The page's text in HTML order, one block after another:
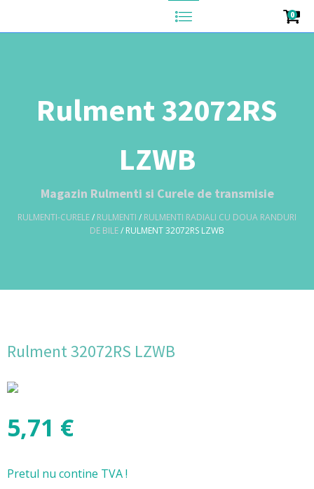
0
Rulment 32072RS
LZWB
Magazin Rulmenti si Curele de transmisie
RULMENTI-CURELE/ RULMENTI / RULMENTI RADIALI CU DOUA RANDURI
DE BILE/ RULMENT 32072RS LZWB
Rulment 32072RS LZWB
5,71 €
Pretul nu contine TVA !